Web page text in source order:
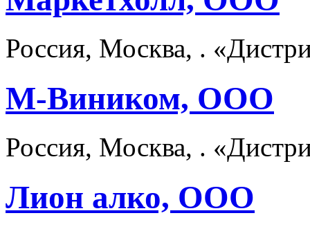
Россия, Москва, .
М-Виником, ООО
Россия, Москва, .
Лион алко, ООО